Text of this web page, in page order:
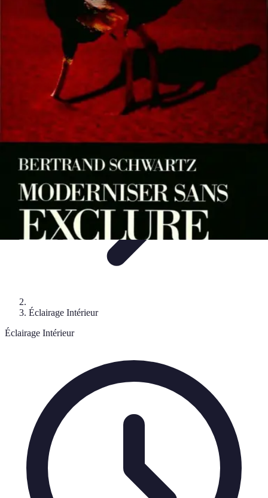
Éclairage Déco
InspirationÉclairage IntérieurAvis d'experts
Tendances
Éclairage Déco
Éclairage Intérieur
Éclairage Intérieur